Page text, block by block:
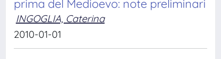
prima del Medioevo: note preliminari
INGOGLIA, Caterina
2010-01-01